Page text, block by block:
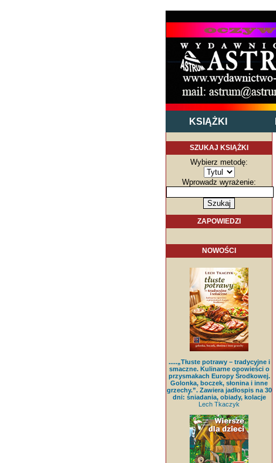
KSIĄŻKI
SZUKAJ KSIĄŻKI
Wybierz metodę:
Wprowadz wyrażenie:
ZAPOWIEDZI
NOWOŚCI
.....„Tłuste potrawy – tradycyjne i
smaczne. Kulinarne opowieści o
przysmakach Europy Środkowej.
Golonka, boczek, słonina i inne
grzechy.”. Zawiera jadłospis na 30
dni: śniadania, obiady, kolacje
Lech Tkaczyk